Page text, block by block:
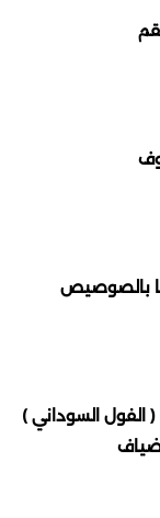
بالصوصيص
الفول السوداني )